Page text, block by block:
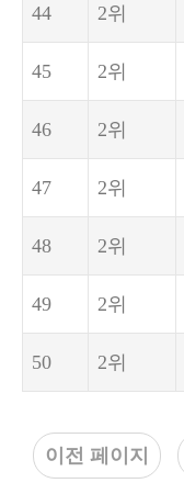
44 2위
45 2위
46 2위
47 2위
48 2위
49 2위
50 2위
이전 페이지